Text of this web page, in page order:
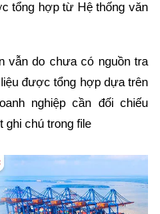
tổng hợp từ Hệ thống văn
vẫn do chưa có nguồn tra
được tổng hợp dựa trên
nghiệp cần đối chiếu
ghi chú trong file